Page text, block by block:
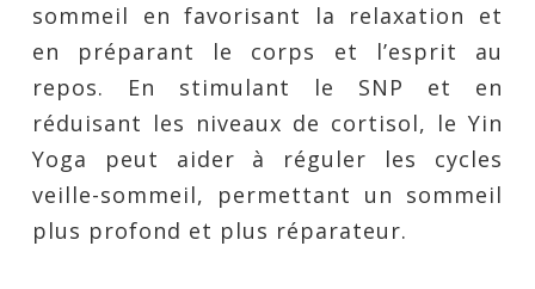
sommeil en favorisant la relaxation et
en préparant le corps et l’esprit au
repos. En stimulant le SNP et en
réduisant les niveaux de cortisol, le Yin
Yoga peut aider à réguler les cycles
veille-sommeil, permettant un sommeil
plus profond et plus réparateur.